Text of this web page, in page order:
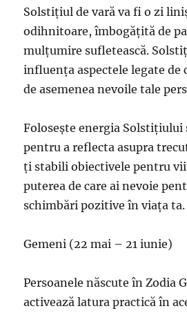
Solstițiul de vară va fi o zi
odihnitoare, îmbogățită de
mulțumire sufletească.
influența aspectele legate de
de asemenea nevoile tale
Folosește energia Solstițiului
pentru a reflecta asupra
ți stabili obiectivele pentru
puterea de care ai nevoie
schimbări pozitive în viața ta.
Gemeni (22 mai – 21 iunie)
Persoanele născute în Zodia
activează latura practică în